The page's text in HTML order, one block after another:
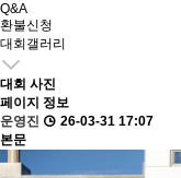
Q&A
환불신청
대회갤러리
대회 사진
페이지 정보
운영진
26-03-31 17:07
본문